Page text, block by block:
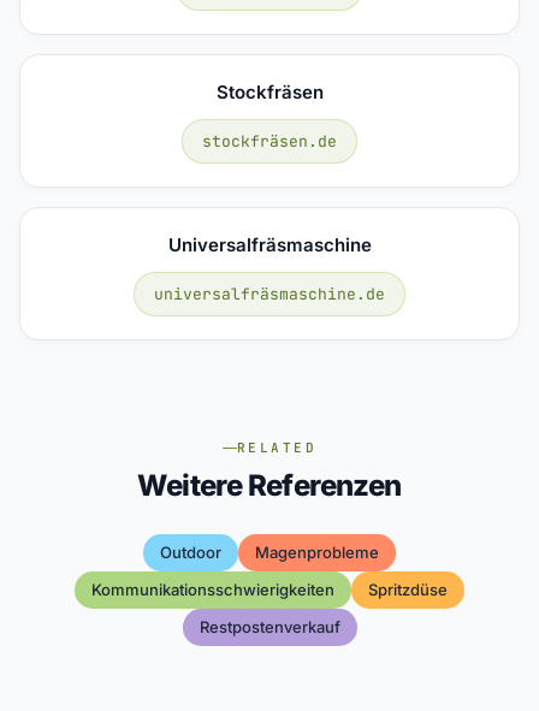
Stockfräsen
stockfräsen.de
Universalfräsmaschine
universalfräsmaschine.de
RELATED
Weitere Referenzen
Outdoor
Magenprobleme
Kommunikationsschwierigkeiten
Spritzdüse
Restpostenverkauf